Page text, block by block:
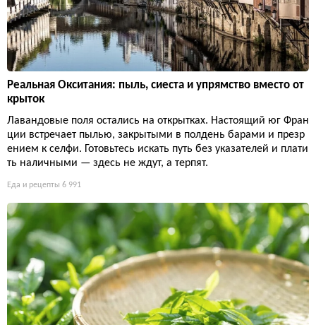
Реальная Окситания: пыль, сиеста и упрямство вместо от
крыток
Лавандовые поля остались на открытках. Настоящий юг Фран
ции встречает пылью, закрытыми в полдень барами и презр
ением к селфи. Готовьтесь искать путь без указателей и плати
ть наличными — здесь не ждут, а терпят.
Еда и рецепты 6 991